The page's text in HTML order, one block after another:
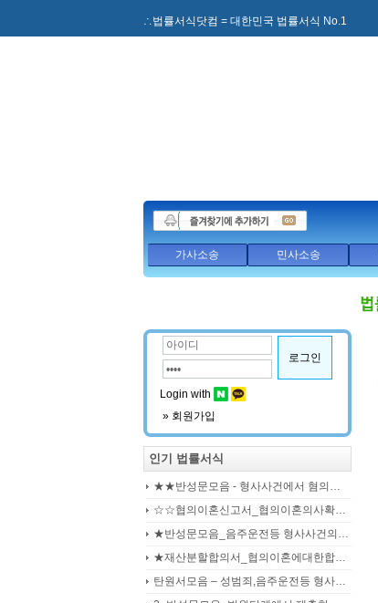
∴법률서식닷컴 = 대한민국 법률서식 No.1
가사소송 민사소송
로그인
Login with
Naver
» 회원가입
인기 법률서식
★★반성문모음 - 형사사건에서 혐의사실을 인정하는 가해자가 선처를 호소하며 제출작성하는 반성문2
☆☆협의이혼신고서_협의이혼의사확인신청서_자의양육과친권자결정에관한협의서_22p
★반성문모음_음주운전등 형사사건의 가해자, 피의자, 피고인이 작성하여 제출하는 반성문모음(380page)
★재산분할합의서_협의이혼에대한합의서_협의이혼약정서_이혼합의서_19p
탄원서모음 – 성범죄,음주운전등 형사입건 또는 기소된 사건에서 가해자,피의자,피고인을 위하여 선처를 호소하는 내용(지인분들 작성)